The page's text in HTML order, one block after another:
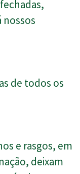
nossos
de todos os
e rasgos, em
deixam